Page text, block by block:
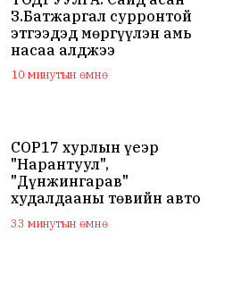
З.Батжаргал сурронтой
этгээдэд мөргүүлэн амь
насаа алджээ
10 минутын өмнө
COP17 хурлын үеэр
"Нарантуул",
"Дүнжингарав"
худалдааны төвийн авто
зогсоолыг хаана
33 минутын өмнө